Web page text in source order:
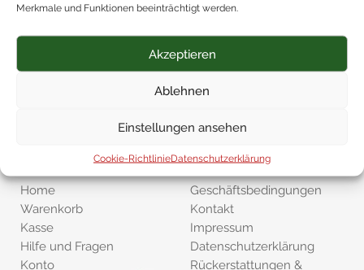
Merkmale und Funktionen beeinträchtigt werden.
Akzeptieren
Ablehnen
Einstellungen ansehen
Cookie-RichtlinieDatenschutzerklärung
Verpackungen
Muttertag
Geburtstag
Aufmerksamkeiten
Home
Warenkorb
Kasse
Hilfe und Fragen
Konto
Informationen
Geschäftsbedingungen
Kontakt
Impressum
Datenschutzerklärung
Rückerstattungen &